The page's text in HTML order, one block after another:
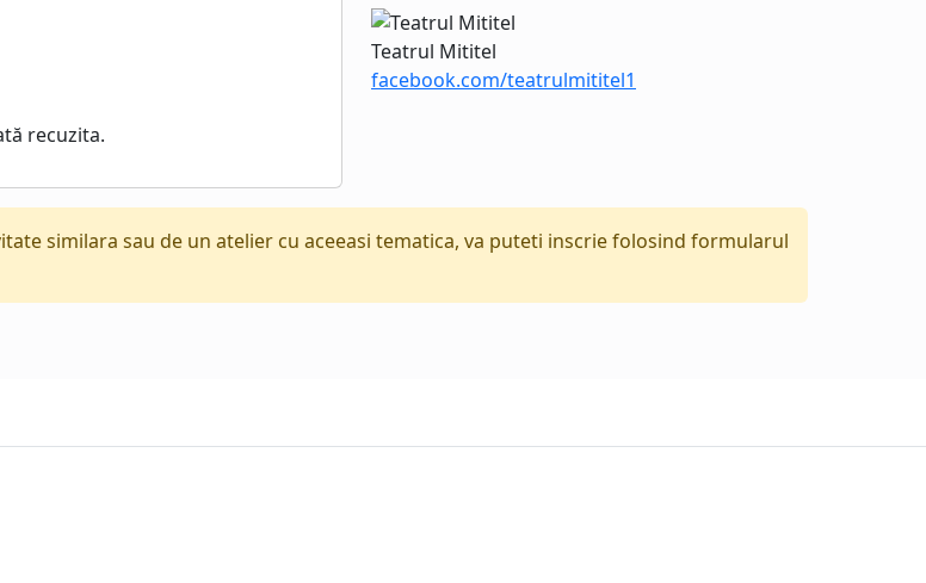
recuzita.
Teatrul Mititel
facebook.com/teatrulmititel1
similara sau de un atelier cu aceeasi tematica, va puteti inscrie folosind formularul